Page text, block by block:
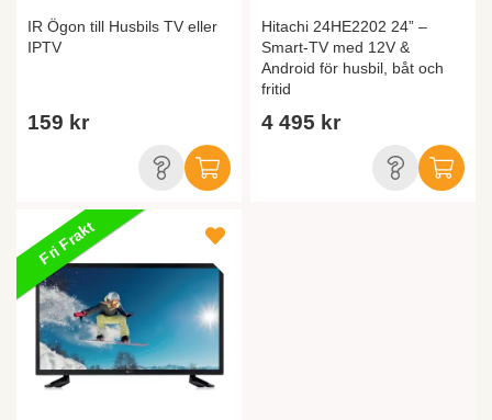
IR Ögon till Husbils TV eller
IPTV
159 kr
Hitachi 24HE2202 24” –
Smart-TV med 12V &
Android för husbil, båt och
fritid
4 495 kr
Fri Frakt